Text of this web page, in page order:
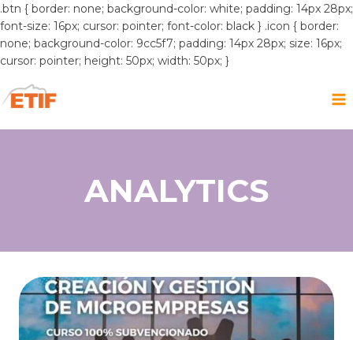
.btn { border: none; background-color: white; padding: 14px 28px;
font-size: 16px; cursor: pointer; font-color: black } .icon { border:
none; background-color: 9cc5f7; padding: 14px 28px; size: 16px;
cursor: pointer; height: 50px; width: 50px; }
al
contenido
ANALYTICS